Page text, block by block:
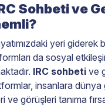
Sohbeti ve
yeri giderek
da sosyal
IRC sohbeti ve
insanlara dünya
ve görüşleri tanıma